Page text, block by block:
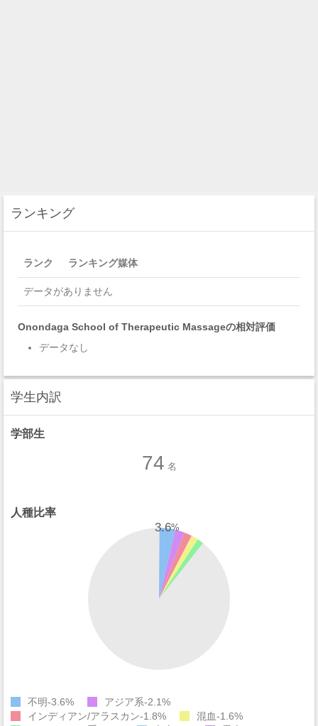
ランキング
ランク ランキング媒体
データがありません
Onondaga School of Therapeutic Massageの相対評価
データなし
学生内訳
学部生
74 名
人種比率
3.6%
不明 3.6% アジア系 2.1%
インディアン/アラスカン 1.8% 混血 1.6%